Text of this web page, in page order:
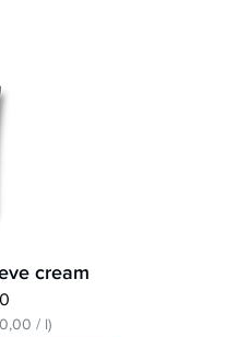
cream
/ l)